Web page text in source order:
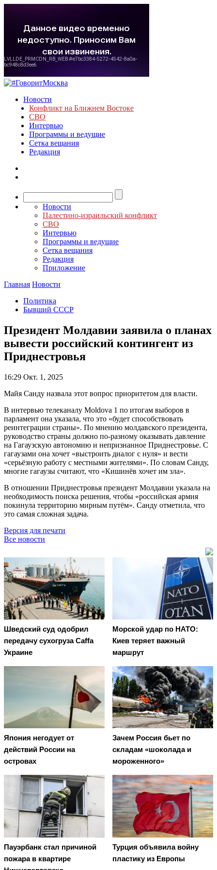
Новости
Конфликт на Ближнем Востоке
СВО
Интервью
Программы и ведущие
Сетка вещания
Редакция
Новости
Палестино-израильский конфликт
СВО
Интервью
Программы и ведущие
Сетка вещания
Редакция
Приложение
Главная Новости
Политика
Бывший СССР
Президент Молдавии заявила о планах
вывести российский контингент из
Приднестровья
16:29 Окт. 1, 2025
Майя Санду назвала этот вопрос приоритетом для власти.
В интервью телеканалу Moldova 1 по итогам выборов в
парламент она указала, что это «будет способствовать
реинтеграции страны». По мнению молдавского президента,
руководство страны должно по-разному оказывать давление
на Гагаузскую автономию и непризнанное Приднестровье. С
гагаузами она хочет «выстроить диалог с нуля» и вести
«серьёзную работу с местными жителями». По словам Санду,
многие гагаузы считают, что «Кишинёв хочет им зла».
В отношении Приднестровья президент Молдавии указала на
необходимость поиска решения, чтобы «российская армия
покинула территорию мирным путём». Санду отметила, что
это самая сложная задача.
Версия для печати
Все новости
Шведский суд одобрил
передачу сухогруза Caffa
Украине
Морской удар по НАТО:
Киев теряет важный
маршрут
Япония негодует от
действий России на
островах
Зачем Россия бьет по
складам «шоколада и
мороженного»
Пауэрбанк стал причиной
пожара в квартире
Турция объявила войну
пластику из Европы